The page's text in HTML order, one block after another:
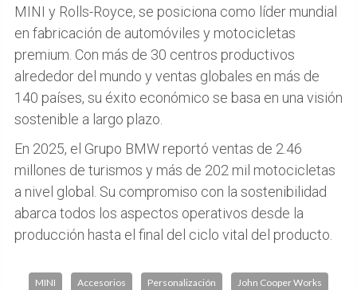
MINI y Rolls-Royce, se posiciona como líder mundial
en fabricación de automóviles y motocicletas
premium. Con más de 30 centros productivos
alrededor del mundo y ventas globales en más de
140 países, su éxito económico se basa en una visión
sostenible a largo plazo.
En 2025, el Grupo BMW reportó ventas de 2.46
millones de turismos y más de 202 mil motocicletas
a nivel global. Su compromiso con la sostenibilidad
abarca todos los aspectos operativos desde la
producción hasta el final del ciclo vital del producto.
MINI Accesorios Personalización John Cooper Works